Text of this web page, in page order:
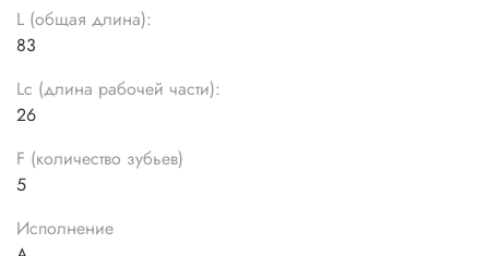
L (общая длина):
83
Lc (длина рабочей части):
26
F (количество зубьев)
5
Исполнение